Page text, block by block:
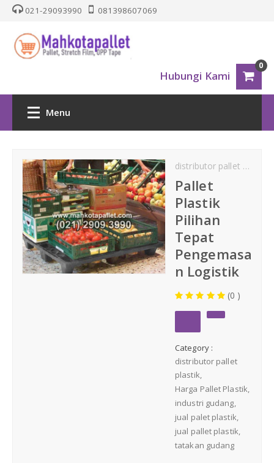
021-29093990 081398607069
Hubungi Kami
0
Menu
PALLET PLASTIK
Nestable
One Way Series
distributor pallet plastik
Pallet
Plastik
Pilihan
Tepat
Pengemasa
n Logistik
(0 )
Category :
distributor pallet
plastik
Harga Pallet Plastik
industri gudang
jual palet plastik
jual pallet plastik
tatakan gudang